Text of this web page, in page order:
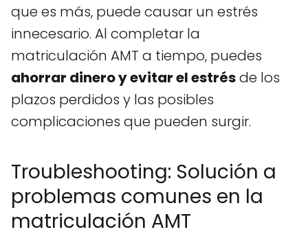
que es más, puede causar un estrés
innecesario. Al completar la
matriculación AMT a tiempo, puedes
ahorrar dinero y evitar el estrésde los
plazos perdidos y las posibles
complicaciones que pueden surgir.
Troubleshooting: Solución a
problemas comunes en la
matriculación AMT